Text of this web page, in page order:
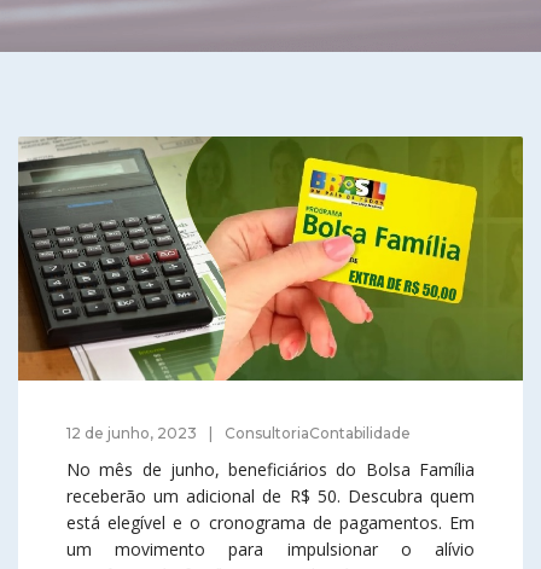
12 de junho, 2023 ConsultoriaContabilidade
No mês de junho, beneficiários do Bolsa Família
receberão um adicional de R$ 50. Descubra quem
está elegível e o cronograma de pagamentos. Em
um movimento para impulsionar o alívio